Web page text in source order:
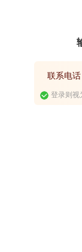
联系电话
登录则视